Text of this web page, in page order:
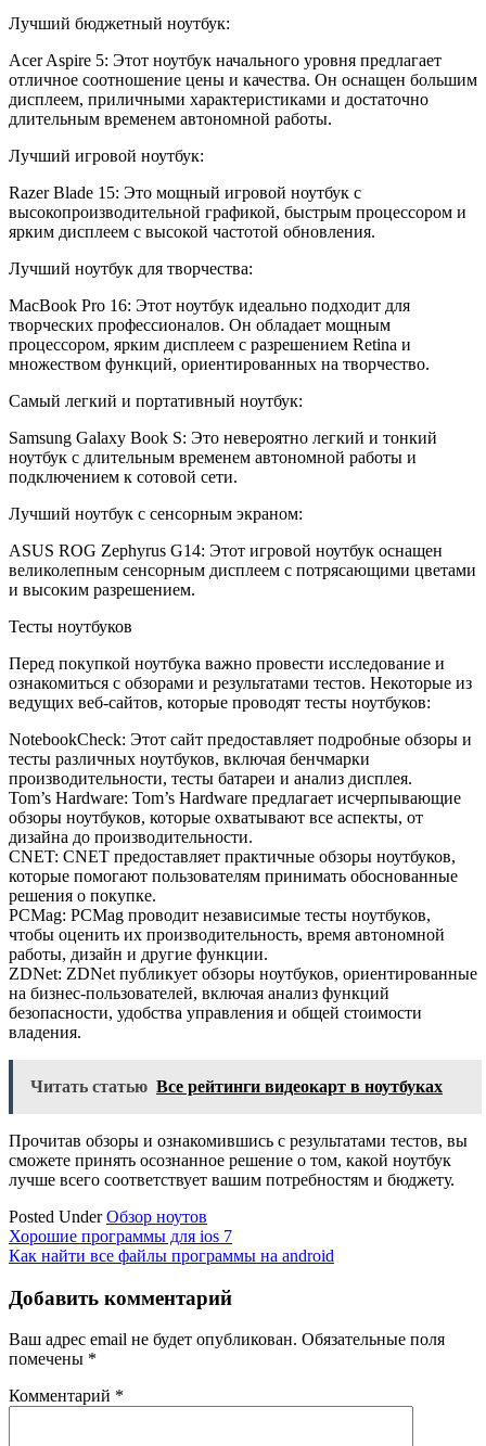
Лучший бюджетный ноутбук:
Acer Aspire 5: Этот ноутбук начального уровня предлагает
отличное соотношение цены и качества. Он оснащен большим
дисплеем, приличными характеристиками и достаточно
длительным временем автономной работы.
Лучший игровой ноутбук:
Razer Blade 15: Это мощный игровой ноутбук с
высокопроизводительной графикой, быстрым процессором и
ярким дисплеем с высокой частотой обновления.
Лучший ноутбук для творчества:
MacBook Pro 16: Этот ноутбук идеально подходит для
творческих профессионалов. Он обладает мощным
процессором, ярким дисплеем с разрешением Retina и
множеством функций, ориентированных на творчество.
Самый легкий и портативный ноутбук:
Samsung Galaxy Book S: Это невероятно легкий и тонкий
ноутбук с длительным временем автономной работы и
подключением к сотовой сети.
Лучший ноутбук с сенсорным экраном:
ASUS ROG Zephyrus G14: Этот игровой ноутбук оснащен
великолепным сенсорным дисплеем с потрясающими цветами
и высоким разрешением.
Тесты ноутбуков
Перед покупкой ноутбука важно провести исследование и
ознакомиться с обзорами и результатами тестов. Некоторые из
ведущих веб-сайтов, которые проводят тесты ноутбуков:
NotebookCheck: Этот сайт предоставляет подробные обзоры и
тесты различных ноутбуков, включая бенчмарки
производительности, тесты батареи и анализ дисплея.
Tom’s Hardware: Tom’s Hardware предлагает исчерпывающие
обзоры ноутбуков, которые охватывают все аспекты, от
дизайна до производительности.
CNET: CNET предоставляет практичные обзоры ноутбуков,
которые помогают пользователям принимать обоснованные
решения о покупке.
PCMag: PCMag проводит независимые тесты ноутбуков,
чтобы оценить их производительность, время автономной
работы, дизайн и другие функции.
ZDNet: ZDNet публикует обзоры ноутбуков, ориентированные
на бизнес-пользователей, включая анализ функций
безопасности, удобства управления и общей стоимости
владения.
Читать статью Все рейтинги видеокарт в ноутбуках
Прочитав обзоры и ознакомившись с результатами тестов, вы
сможете принять осознанное решение о том, какой ноутбук
лучше всего соответствует вашим потребностям и бюджету.
Posted UnderОбзор ноутов
Навигация
по
записям
Хорошие программы для ios 7
Как найти все файлы программы на android
Добавить комментарий
Ваш адрес email не будет опубликован. Обязательные поля
помечены *
Комментарий *